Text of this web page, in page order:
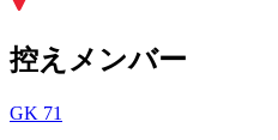
控えメンバー
GK 71